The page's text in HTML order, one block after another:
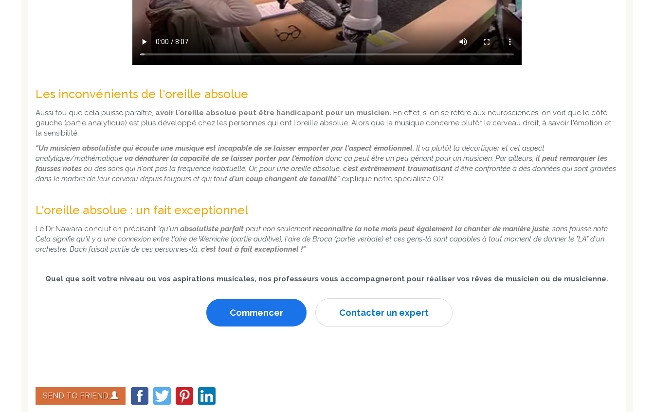
Les inconvénients de l'oreille absolue
Aussi fou que cela puisse paraître, avoir l'oreille absolue peut être handicapant pour un musicien. En effet, si on se réfère aux neurosciences, on voit que le côté
gauche (partie analytique) est plus développé chez les personnes qui ont l'oreille absolue. Alors que la musique concerne plutôt le cerveau droit, à savoir l'émotion et
la sensibilité.
"Un musicien absolutiste qui écoute une musique est incapable de se laisser emporter par l'aspect émotionnel. Il va plutôt la décortiquer et cet aspect
analytique/mathématiqueva dénaturer la capacité de se laisser porter par l'émotion donc ça peut être un peu gênant pour un musicien. Par ailleurs,il peut remarquer les
fausses notes ou des sons qui n'ont pas la fréquence habituelle. Or, pour une oreille absolue,c'est extrêmement traumatisant d'être confrontée à des données qui sont gravées
dans le marbre de leur cerveau depuis toujours et qui toutd'un coup changent de tonalité" explique notre spécialiste ORL.
L'oreille absolue : un fait exceptionnel
Le Dr Nawara conclut en précisant "qu'unabsolutiste parfaitpeut non seulementreconnaître la note mais peut également la chanter de manière juste, sans fausse note.
Cela signifie qu'il y a une connexion entre l'aire de Wernicke (partie auditive), l'aire de Broca (partie verbale) et ces gens-là sont capables à tout moment de donner le "LA" d'un
orchestre. Bach faisait partie de ces personnes-là,c'est tout à fait exceptionnel !"
Quel que soit votre niveau ou vos aspirations musicales, nos professeurs vous accompagneront pour réaliser vos rêves de musicien ou de musicienne.
Commencer Contacter un expert
SEND TO FRIEND